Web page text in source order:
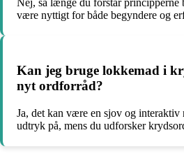
Nej, så længe du forstår principperne
være nyttigt for både begyndere og
Kan jeg bruge lokkemad i
nyt ordforråd?
Ja, det kan være en sjov og
udtryk på, mens du udforsker